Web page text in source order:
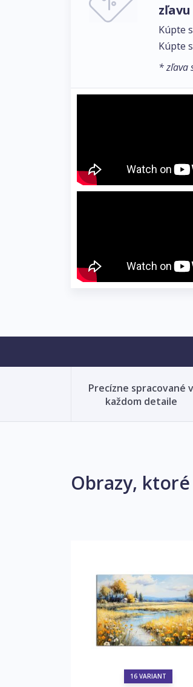
zľavu
Kúpte
Kúpte
* zľava
Precízne spracované v
každom detaile
Obrazy,
16 VARIANT